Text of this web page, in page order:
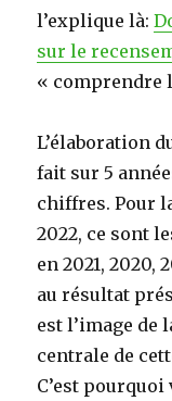
l’explique là:
sur le
« comprendre
L’élaboration
fait sur 5
chiffres. Pour
2022, ce sont
en 2021, 2020,
au résultat
est l’image de
centrale de
C’est